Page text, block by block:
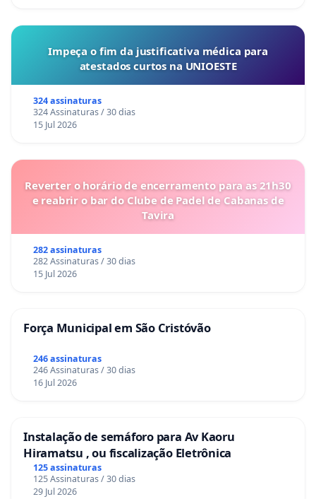
Impeça o fim da justificativa médica para
atestados curtos na UNIOESTE
324 assinaturas
324 Assinaturas / 30 dias
15 Jul 2026
Reverter o horário de encerramento para as 21h30
e reabrir o bar do Clube de Padel de Cabanas de
Tavira
282 assinaturas
282 Assinaturas / 30 dias
15 Jul 2026
Força Municipal em São Cristóvão
246 assinaturas
246 Assinaturas / 30 dias
16 Jul 2026
Instalação de semáforo para Av Kaoru
Hiramatsu , ou fiscalização Eletrônica
125 assinaturas
125 Assinaturas / 30 dias
29 Jul 2026